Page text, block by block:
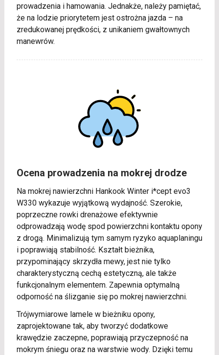
prowadzenia i hamowania. Jednakże, należy pamiętać,
że na lodzie priorytetem jest ostrożna jazda – na
zredukowanej prędkości, z unikaniem gwałtownych
manewrów.
Ocena prowadzenia na mokrej drodze
Na mokrej nawierzchni Hankook Winter i*cept evo3
W330 wykazuje wyjątkową wydajność. Szerokie,
poprzeczne rowki drenażowe efektywnie
odprowadzają wodę spod powierzchni kontaktu opony
z drogą. Minimalizują tym samym ryzyko aquaplaningu
i poprawiają stabilność. Kształt bieżnika,
przypominający skrzydła mewy, jest nie tylko
charakterystyczną cechą estetyczną, ale także
funkcjonalnym elementem. Zapewnia optymalną
odporność na ślizganie się po mokrej nawierzchni.
Trójwymiarowe lamele w bieżniku opony,
zaprojektowane tak, aby tworzyć dodatkowe
krawędzie zaczepne, poprawiają przyczepność na
mokrym śniegu oraz na warstwie wody. Dzięki temu